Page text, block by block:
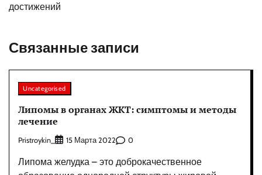
достижений
Связанные записи
Uncategorised
Липомы в органах ЖКТ: симптомы и методы
лечение
Pristroykin_ 15 Марта 2022 0
Липома желудка – это доброкачественное